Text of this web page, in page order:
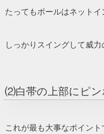
たってもボールはネットイ
しっかりスイングして威力
⑵白帯の上部にピン
これが最も大事なポイント